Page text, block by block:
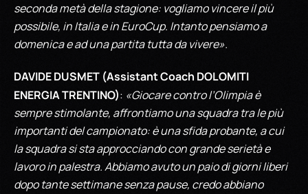
seconda metà della stagione: vogliamo vincere il più
possibile, in Italia e in EuroCup. Intanto pensiamo a
domenica e ad una partita tutta da vivere».
DAVIDE DUSMET (Assistant Coach DOLOMITI
ENERGIA TRENTINO): «Giocare contro l’Olimpia è
sempre stimolante, affrontiamo una squadra tra le più
importanti del campionato: è una sfida probante, a cui
la squadra si sta approcciando con grande serietà e
lavoro in palestra. Abbiamo avuto un paio di giorni liberi
dopo tante settimane senza pause, credo abbiano